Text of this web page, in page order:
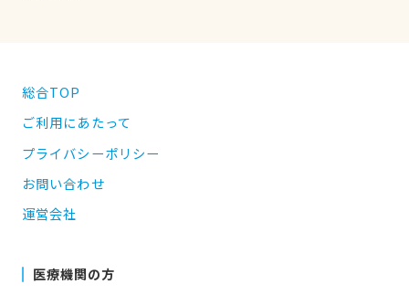
総合TOP
ご利用にあたって
プライバシーポリシー
お問い合わせ
運営会社
医療機関の方